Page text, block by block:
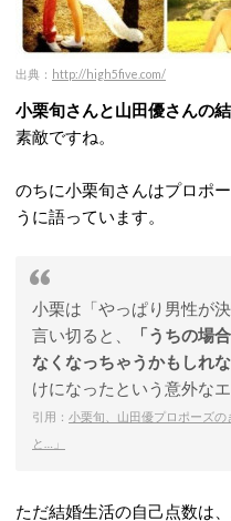
出典： http://high5five.com/
小栗旬さんと山田優さんの結
素敵ですね。
のちに小栗旬さんはプロポ
うに語っています。
小栗は「やっぱり男性が
言い切ると、
「うちの場
なくなっちゃうかもしれな
けになったという意外な
引用： 小栗旬、山田優プロポーズの
と…」
ただ結婚生活の自己点数は